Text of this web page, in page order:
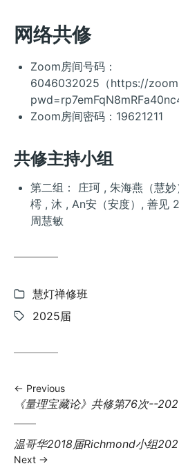
网络共修
Zoom房间号码：
6046032025（https://
Zoom房间密码：19621211
共修主持小组
第二组： 庄珂 , 朱海燕（慧
樗 , 沐 , An安（安度）, 善见
周慧敏
Categories:
慧灯禅修班
Tags:
2025届
Previous
Previous
《量理宝藏论》共修第76次--
Next
post:
温哥华2018届Richmond小组
Next